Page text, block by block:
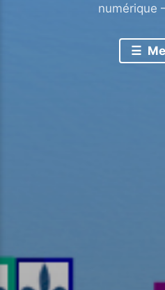
numérique